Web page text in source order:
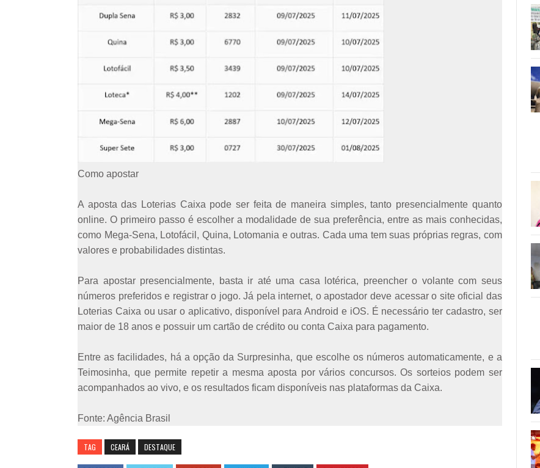
Como apostar
A aposta das Loterias Caixa pode ser feita de maneira simples, tanto presencialmente quanto
online. O primeiro passo é escolher a modalidade de sua preferência, entre as mais conhecidas,
como Mega-Sena, Lotofácil, Quina, Lotomania e outras. Cada uma tem suas próprias regras, com
valores e probabilidades distintas.
Para apostar presencialmente, basta ir até uma casa lotérica, preencher o volante com seus
números preferidos e registrar o jogo. Já pela internet, o apostador deve acessar o site oficial das
Loterias Caixa ou usar o aplicativo, disponível para Android e iOS. É necessário ter cadastro, ser
maior de 18 anos e possuir um cartão de crédito ou conta Caixa para pagamento.
Entre as facilidades, há a opção da Surpresinha, que escolhe os números automaticamente, e a
Teimosinha, que permite repetir a mesma aposta por vários concursos. Os sorteios podem ser
acompanhados ao vivo, e os resultados ficam disponíveis nas plataformas da Caixa.
Fonte: Agência Brasil
TAG CEARÁ DESTAQUE